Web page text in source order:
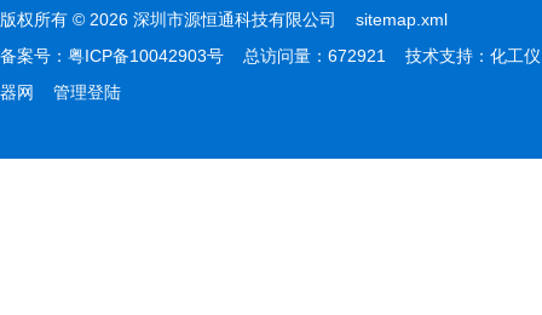
版权所有 © 2026 深圳市源恒通科技有限公司 sitemap.xml
备案号： 粤ICP备10042903号 总访问量：672921 技术支持： 化工仪
器网
管理登陆